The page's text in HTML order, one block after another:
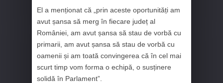
El a menționat că „prin aceste oportunități am
avut șansa să merg în fiecare județ al
României, am avut șansa să stau de vorbă cu
primarii, am avut șansa să stau de vorbă cu
oamenii și am toată convingerea că în cel mai
scurt timp vom forma o echipă, o susținere
solidă în Parlament”.